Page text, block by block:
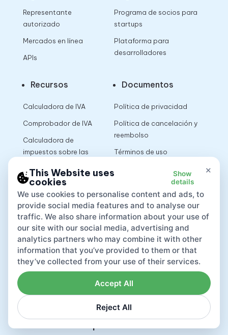
Representante
autorizado
Mercados en línea
APIs
Programa de socios para
startups
Plataforma para
desarrolladores
Recursos
Calculadora de IVA
Comprobador de IVA
Calculadora de
impuestos sobre las
Documentos
Política de privacidad
Política de cancelación y
reembolso
Términos de uso
×
This Website uses
cookies
Show
details
We use cookies to personalise content and ads, to
provide social media features and to analyse our
traffic. We also share information about your use of
our site with our social media, advertising and
analytics partners who may combine it with other
information that you’ve provided to them or that
they’ve collected from your use of their services.
Reject All
Accept All